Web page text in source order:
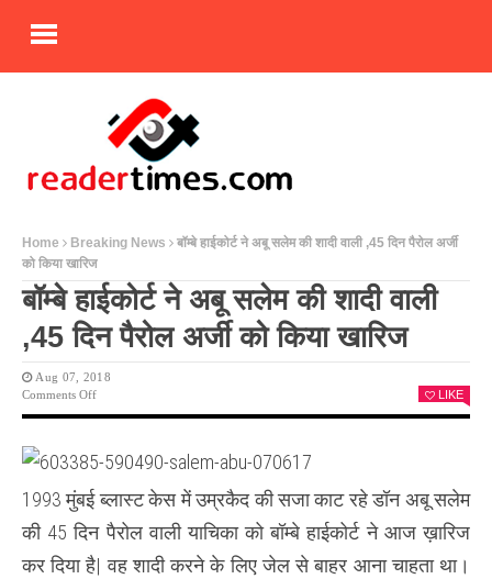
Home Breaking News
बॉम्बे हाईकोर्ट ने अबू सलेम की शादी वाली ,45 दिन पैरोल अर्जी
को किया खारिज
बॉम्बे हाईकोर्ट ने अबू सलेम की शादी वाली
,45 दिन पैरोल अर्जी को किया खारिज
Aug 07, 2018
Comments OffOn
अबू
की
वाली
दिन
LIKE
1993 मुंबई ब्लास्ट केस में उम्रकैद की सजा काट रहे डॉन अबू सलेम
की 45 दिन पैरोल वाली याचिका को बॉम्बे हाईकोर्ट ने आज ख़ारिज
कर दिया है| वह शादी करने के लिए जेल से बाहर आना चाहता था।